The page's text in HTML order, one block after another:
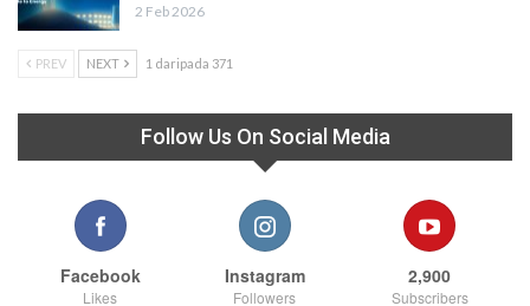
2 Feb 2026
PREV NEXT 1 daripada 371
Follow Us On Social Media
Facebook
Likes
Instagram
Followers
2,900
Subscribers